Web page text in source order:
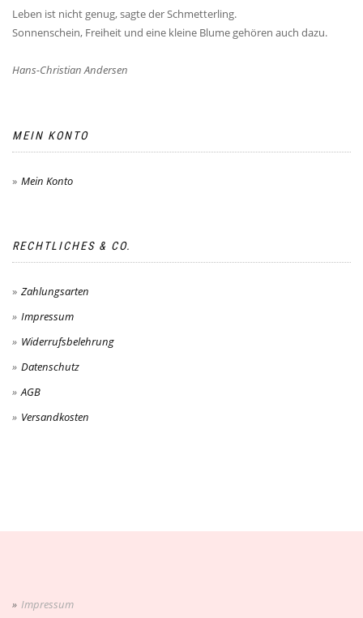
Leben ist nicht genug, sagte der Schmetterling.
Sonnenschein, Freiheit und eine kleine Blume gehören auch dazu.
Hans-Christian Andersen
MEIN KONTO
Mein Konto
RECHTLICHES & CO.
Zahlungsarten
Impressum
Widerrufsbelehrung
Datenschutz
AGB
Versandkosten
Impressum